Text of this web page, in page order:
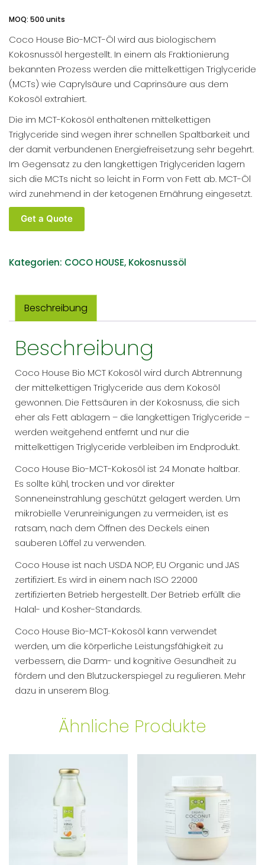
MOQ: 500 units
Coco House Bio-MCT-Öl wird aus biologischem
Kokosnussöl hergestellt. In einem als Fraktionierung
bekannten Prozess werden die mittelkettigen Triglyceride
(MCTs) wie Caprylsäure und Caprinsäure aus dem
Kokosöl extrahiert.
Die im MCT-Kokosöl enthaltenen mittelkettigen
Triglyceride sind wegen ihrer schnellen Spaltbarkeit und
der damit verbundenen Energiefreisetzung sehr begehrt.
Im Gegensatz zu den langkettigen Triglyceriden lagern
sich die MCTs nicht so leicht in Form von Fett ab. MCT-Öl
wird zunehmend in der ketogenen Ernährung eingesetzt.
Coco
House
Glasflasche
Menge
Get a Quote
Kategorien: COCO HOUSE, Kokosnussöl
Beschreibung
Beschreibung
Coco House Bio MCT Kokosöl wird durch Abtrennung
der mittelkettigen Triglyceride aus dem Kokosöl
gewonnen. Die Fettsäuren in der Kokosnuss, die sich
eher als Fett ablagern – die langkettigen Triglyceride –
werden weitgehend entfernt und nur die
mittelkettigen Triglyceride verbleiben im Endprodukt.
Coco House Bio-MCT-Kokosöl ist 24 Monate haltbar.
Es sollte kühl, trocken und vor direkter
Sonneneinstrahlung geschützt gelagert werden. Um
mikrobielle Verunreinigungen zu vermeiden, ist es
ratsam, nach dem Öffnen des Deckels einen
sauberen Löffel zu verwenden.
Coco House ist nach USDA NOP, EU Organic und JAS
zertifiziert. Es wird in einem nach ISO 22000
zertifizierten Betrieb hergestellt. Der Betrieb erfüllt die
Halal- und Kosher-Standards.
Coco House Bio-MCT-Kokosöl kann verwendet
werden, um die körperliche Leistungsfähigkeit zu
verbessern, die Darm- und kognitive Gesundheit zu
fördern und den Blutzuckerspiegel zu regulieren. Mehr
dazu in unserem Blog.
Ähnliche Produkte